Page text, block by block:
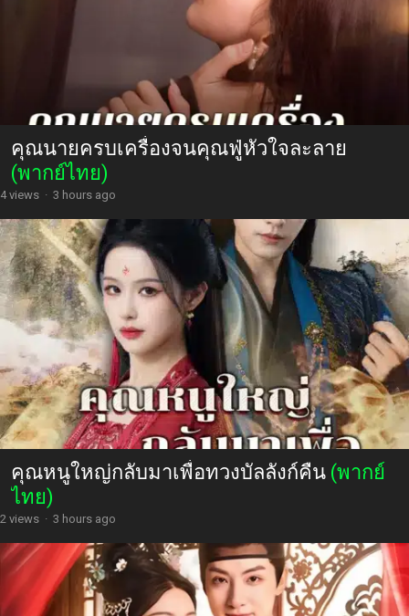
คุณนายครบเครื่องจนคุณฟู่หัวใจละลาย
(พากย์ไทย)
4 views · 3 hours ago
คุณหนูใหญ่กลับมาเพื่อทวงบัลลังก์คืน (พากย์
ไทย)
2 views · 3 hours ago